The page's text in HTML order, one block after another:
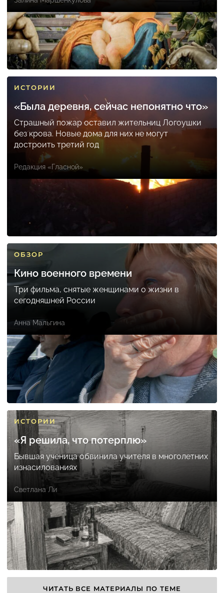
ИСТОРИИ
«Была деревня, сейчас непонятно что»
Страшный пожар оставил жительниц Логоушки
без крова. Новые дома для них не могут
достроить третий год
Редакция «Гласной»
ОБЗОР
Кино военного времени
Три фильма, снятые женщинами о жизни в
сегодняшней России
Анна Мальгина
ИСТОРИИ
«Я решила, что потерплю»
Бывшая ученица обвинила учителя в многолетних
изнасилованиях
Светлана Ли
ЧИТАТЬ ВСЕ МАТЕРИАЛЫ ПО ТЕМЕ